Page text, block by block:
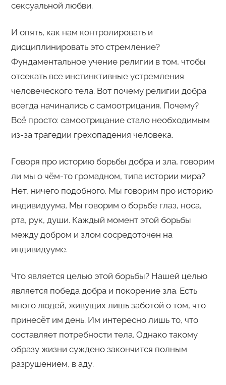
сексуальной любви.
И опять, как нам контролировать и
дисциплинировать это стремление?
Фундаментальное учение религии в том, чтобы
отсекать все инстинктивные устремления
человеческого тела. Вот почему религии добра
всегда начинались с самоотрицания. Почему?
Всё просто: самоотрицание стало необходимым
из-за трагедии грехопадения человека.
Говоря про историю борьбы добра и зла, говорим
ли мы о чём-то громадном, типа истории мира?
Нет, ничего подобного. Мы говорим про историю
индивидуума. Мы говорим о борьбе глаз, носа,
рта, рук, души. Каждый момент этой борьбы
между добром и злом сосредоточен на
индивидууме.
Что является целью этой борьбы? Нашей целью
является победа добра и покорение зла. Есть
много людей, живущих лишь заботой о том, что
принесёт им день. Им интересно лишь то, что
составляет потребности тела. Однако такому
образу жизни суждено закончится полным
разрушением, в аду.